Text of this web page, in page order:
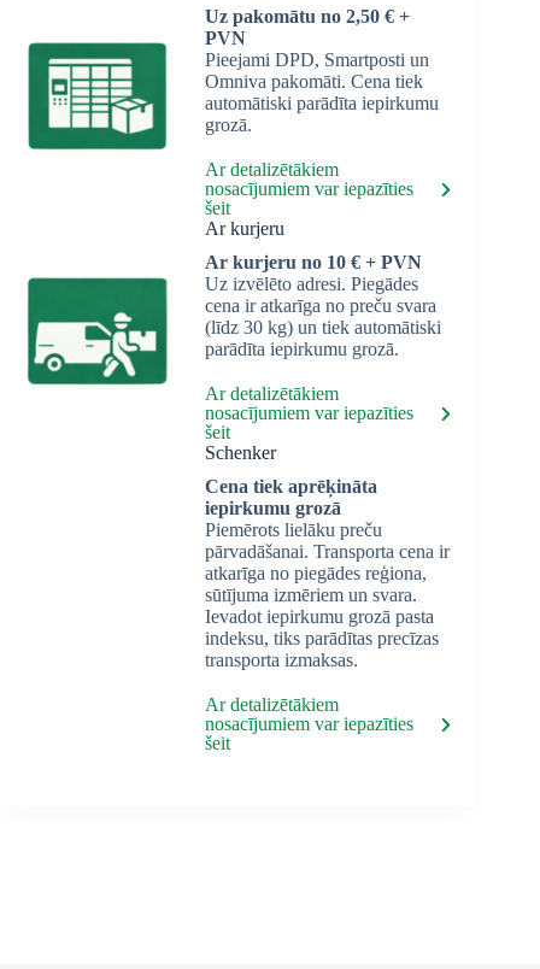
Uz pakomātu no 2,50 € +
PVN
Pieejami DPD, Smartposti un
Omniva pakomāti. Cena tiek
automātiski parādīta iepirkumu
grozā.
Ar detalizētākiem
nosacījumiem var iepazīties
šeit
Ar kurjeru
Ar kurjeru no 10 € + PVN
Uz izvēlēto adresi. Piegādes
cena ir atkarīga no preču svara
(līdz 30 kg) un tiek automātiski
parādīta iepirkumu grozā.
Ar detalizētākiem
nosacījumiem var iepazīties
šeit
Schenker
Cena tiek aprēķināta
iepirkumu grozā
Piemērots lielāku preču
pārvadāšanai. Transporta cena ir
atkarīga no piegādes reģiona,
sūtījuma izmēriem un svara.
Ievadot iepirkumu grozā pasta
indeksu, tiks parādītas precīzas
transporta izmaksas.
Ar detalizētākiem
nosacījumiem var iepazīties
šeit